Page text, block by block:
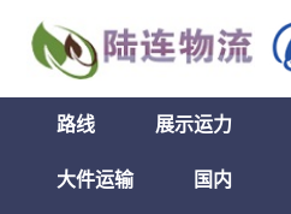
路线 展示运力
大件运输 国内